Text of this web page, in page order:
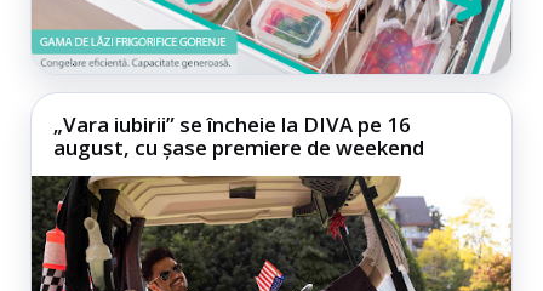
„Vara iubirii” se încheie la DIVA pe 16
august, cu șase premiere de weekend